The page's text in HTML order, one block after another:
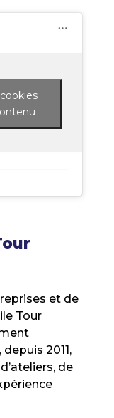
et de
Tour
2011,
de